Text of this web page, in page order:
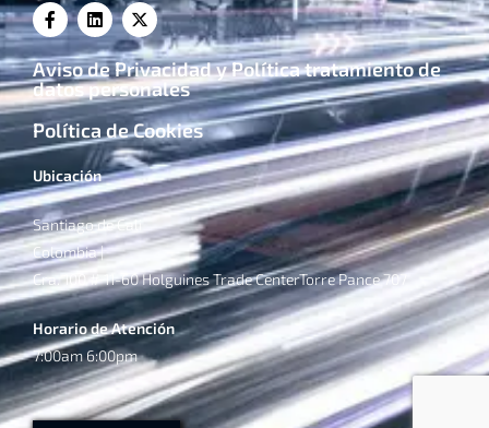
Aviso de Privacidad y Política tratamiento de
datos personales
Política de Cookies
Ubicación
Santiago de Cali
Colombia |
Cra. 100 # 11-60 Holguines Trade CenterTorre Pance 707
Horario de Atención
7:00am 6:00pm